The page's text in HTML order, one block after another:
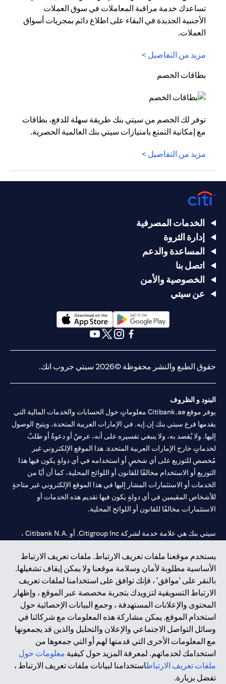
تساعدك خدمة مراقبة المعاملات في سوق العملات
الأجنبية الجديدة في البقاء على اطلاع دائم بمجريات أسواق
العملات.
مزيد من التفاصيل >
بطاقات الخصم
توفر لك الخصم من سيتي بنك طريقة سهلة للدفع، بطاقات
مع إمكانية التمتع بامتيازات سيتي بنك العالمية الحصرية.
مزيد من التفاصيل >
يستخدم موقعنا ملفات تعريف الارتباط. ملفات تعريف الارتباط
الأساسية مطلوبة لأمان وسلامة موقعنا ولا يمكن إيقاف تشغيلها.
بالنقر على 'موافق' ، فإنك توافق على استخدامنا لملفات تعريف
الارتباط التسويقية لتزويدك بتجربة مخصصة عبر الموقع ، وإظهار
المحتوى والإعلانات المستهدفة ، وجمع البيانات الإحصائية حول
استخدام الموقع. يمكن مشاركة هذه المعلومات مع شركائنا في
وسائل التواصل الاجتماعي والإعلان والتحليل والذين قد يجمعونها
مع المعلومات الأخرى التي قدمتها لهم أو التي جمعوها من
استخدامك لخدماتهم. لمعرفة المزيد حول كيفية معلومات حول
ملفات تعريف الارتباطاستخدامنا لبيانات ملفات تعريف الارتباط ،
تفضل بزيارة.
الخدمات المصرفية
إدارة الثروة
المساعدة والدعم
اتصل بنا
الخصوصية والأمن
عن سيتي
(opens in a new tab)
حقوق الطبع والنشر محفوظة ©2026 سيتي جروب انك.
البنود و الظروف
يوفر موقع Citibank.ae معلوماتٍ حول الحسابات والخدمات المالية التي
يقدمها فرع سيتي بنك إن.إيه. في الإمارات العربية المتحدة، ويتيح الوصول
إليها. ولا يُقصد به، ولا ينبغي تفسيره على أنه، عرضٌ أو دعوةٌ أو طلبٌ
لخدماتٍ خارج الإمارات العربية المتحدة. هذا الموقع الإلكتروني غير
مُخصص للتوزيع على أي شخصٍ أو استخدامه في أي دولةٍ يكون فيها هذا
التوزيع أو الاستخدام مخالفًا للقانون أو اللوائح المحلية، كما أن أيًا من
الخدمات أو الاستثمارات المشار إليها في هذا الموقع الإلكتروني غير متاحةٍ
للأشخاص المقيمين في أي دولةٍ يكون فيها تقديم هذه الخدمات أو
الاستثمارات مخالفًا للقانون أو اللوائح المحلية.
سيتي بنك هي علامة خدمة لشركة Citigroup Inc. أو .Citibank N.A ،
سيتي بنك إن. إيه. الإمارات مسجل لدى مصرف الإمارات المركزي تحت
أرقام التراخيص 202563 لفرع الوصل في دبي، 531989 لفرع مول
الإمارات في دبي، وCN-1002019لفرع أبوظبي. هاتف: 4000 311 04.
فرع سيتي بنك إن إيه - الإمارات العربية المتحدة مرخص من مصرف
الإمارات العربية المتحدة المركزي كفرع لبنك أجنبي.
سيتي بنك إن إيه الإمارات العربية المتحدة مرخص من هيئة الأوراق المالية
والسلع في الإمارات العربية المتحدة ("SCA") للقيام بالنشاط المالي لـ أ)
الاستشارات المالية والتعريف والترويج بموجب ترخيص رقم
20200000097 ب) وسيط تداول في الأسواق الدولية بموجب ترخيص